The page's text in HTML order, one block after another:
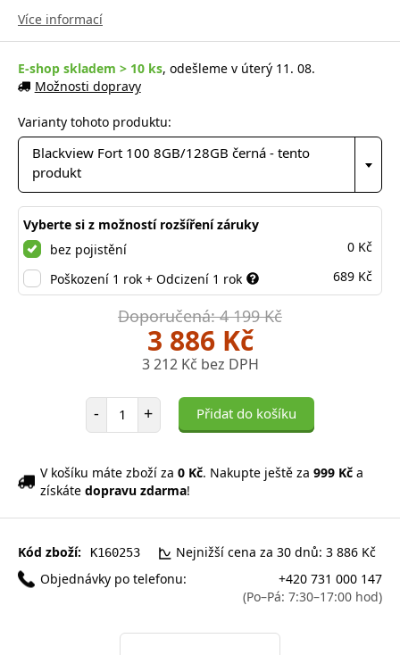
Více informací
E-shop skladem > 10 ks, odešleme v úterý 11. 08.
Možnosti dopravy
Varianty tohoto produktu:
Blackview Fort 100 8GB/128GB černá - tento
produkt
Vyberte si z možností rozšíření záruky
bez pojistění
0 Kč
Poškození 1 rok + Odcizení 1 rok
689 Kč
Doporučená: 4 199 Kč
3 886 Kč
3 212 Kč bez DPH
- Počet položek
+ Přidat do košíku
V košíku máte zboží za 0 Kč. Nakupte ještě za 999 Kč a
získáte dopravu zdarma!
Kód zboží: K160253
Nejnižší cena za 30 dnů: 3 886 Kč
Objednávky po telefonu:
+420 731 000 147
(Po–Pá: 7:30–17:00 hod)